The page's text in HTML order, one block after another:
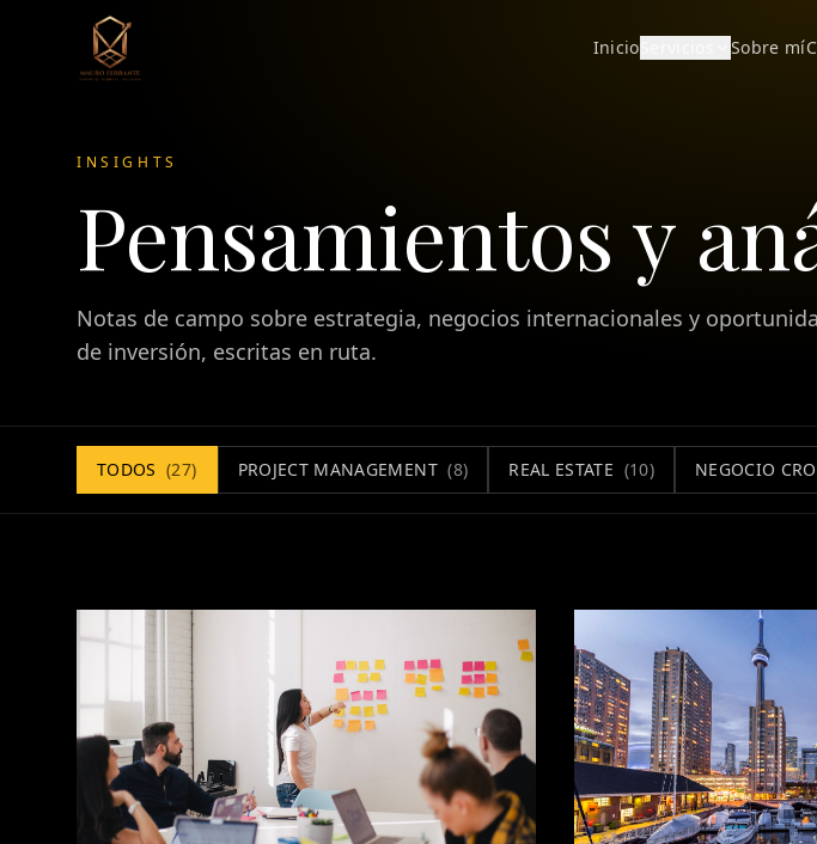
Inicio Sobre mí
INSIGHTS
Pensamientos y
Notas de campo sobre estrategia, negocios internacionales y
de inversión, escritas en ruta.
TODOS (27) PROJECT MANAGEMENT (8) REAL ESTATE (10) NEGOCIO